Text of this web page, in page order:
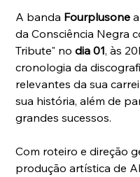
A banda Fourplusone
da Consciência Negra
Tribute" no dia 01, às
cronologia da
relevantes da sua
sua história, além de
grandes sucessos.
Com roteiro e direção
produção artística de